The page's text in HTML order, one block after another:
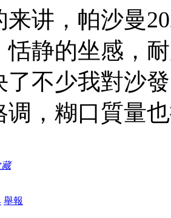
来讲，帕沙曼
恬静的坐感，
了不少我對沙
调，糊口質量
舉報